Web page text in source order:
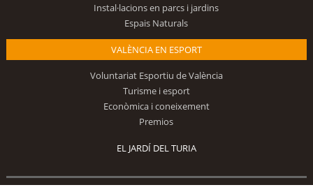
Instal·lacions en parcs i jardins
Espais Naturals
VALÈNCIA EN ESPORT
Voluntariat Esportiu de València
Turisme i esport
Econòmica i coneixement
Premios
EL JARDÍ DEL TURIA